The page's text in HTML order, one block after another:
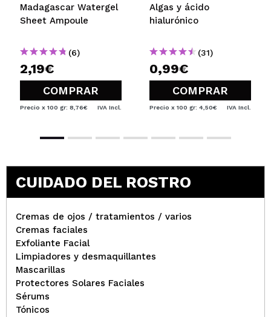
Madagascar Watergel
Sheet Ampoule
(6)
2,19€
COMPRAR
Precio x 100 gr: 8,76€ IVA Incl.
Algas y ácido
hialurónico
(31)
0,99€
COMPRAR
Precio x 100 gr: 4,50€ IVA Incl.
CUIDADO DEL ROSTRO
Cremas de ojos / tratamientos / varios
Cremas faciales
Exfoliante Facial
Limpiadores y desmaquillantes
Mascarillas
Protectores Solares Faciales
Sérums
Tónicos